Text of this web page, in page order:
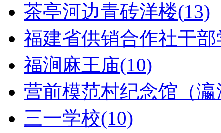
茶亭河边青砖洋楼(13)
福建省供销合作社干
福涧麻王庙(10)
营前模范村纪念馆（
三一学校(10)